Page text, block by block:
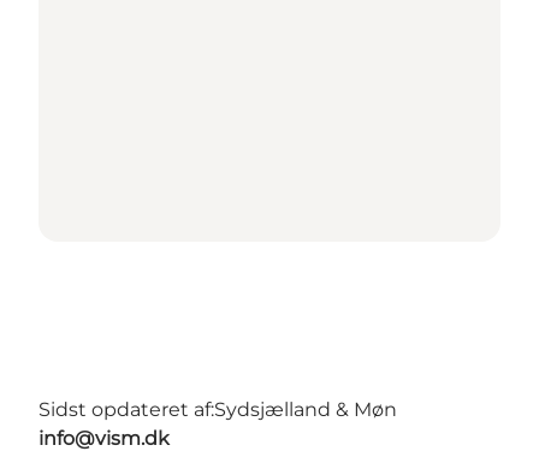
Sidst opdateret af:Sydsjælland & Møn
info@vism.dk